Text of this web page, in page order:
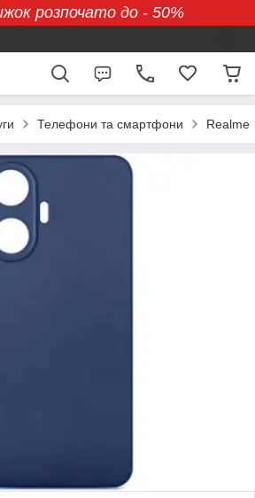
розпочато до - 50%
Телефони та смартфони Realme